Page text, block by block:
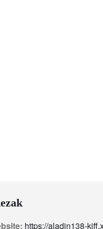
https://aladin138-